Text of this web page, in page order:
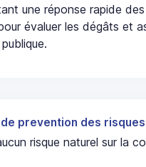
une réponse rapide
évaluer les dégâts et
prevention des
risque naturel sur la